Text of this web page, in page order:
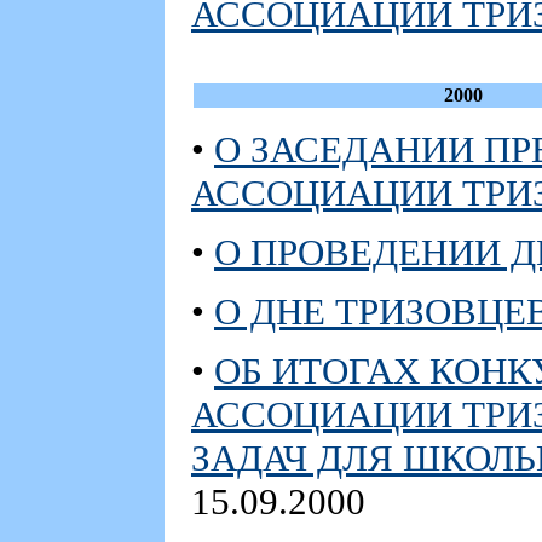
АССОЦИАЦИИ ТРИЗ
2000
• О ЗАСЕДАНИИ
АССОЦИАЦИИ ТРИЗ
• О ПРОВЕДЕНИИ
• О ДНЕ
• ОБ ИТОГАХ
АССОЦИАЦИИ
ЗАДАЧ ДЛЯ
15.09.2000